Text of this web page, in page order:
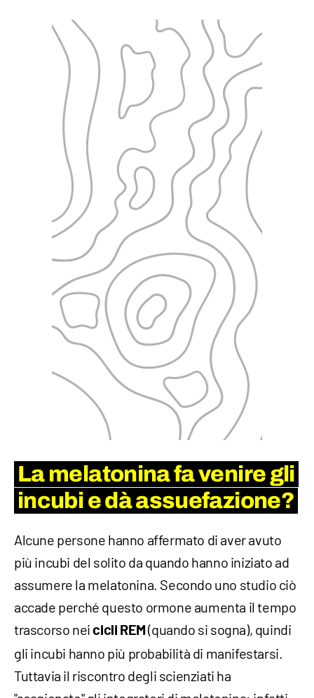
La melatonina fa venire gli
incubi e dà assuefazione?
Alcune persone hanno affermato di aver avuto
più incubi del solito da quando hanno iniziato ad
assumere la melatonina. Secondo uno studio ciò
accade perché questo ormone aumenta il tempo
trascorso neicicli REM (quando si sogna), quindi
gli incubi hanno più probabilità di manifestarsi.
Tuttavia il riscontro degli scienziati ha